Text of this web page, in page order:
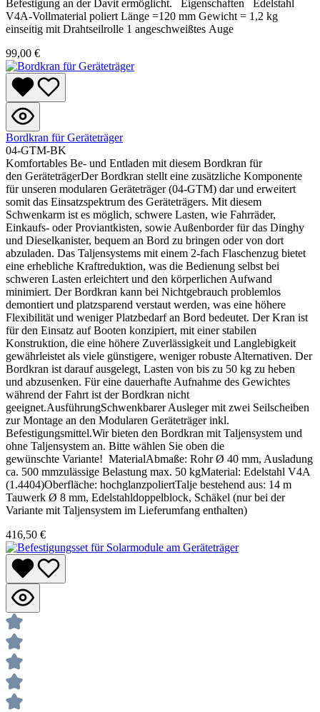
Befestigung an der Davit ermöglicht. Eigenschaften Edelstahl
V4A-Vollmaterial poliert Länge =120 mm Gewicht = 1,2 kg
einseitig mit Drahtseilrolle 1 angeschweißtes Auge
99,00 €
Bordkran für Geräteträger
04-GTM-BK
Komfortables Be- und Entladen mit diesem Bordkran für
den GeräteträgerDer Bordkran stellt eine zusätzliche Komponente
für unseren modularen Geräteträger (04-GTM) dar und erweitert
somit das Einsatzspektrum des Geräteträgers. Mit diesem
Schwenkarm ist es möglich, schwere Lasten, wie Fahrräder,
Einkaufs- oder Proviantkisten, sowie Außenborder für das Dinghy
und Dieselkanister, bequem an Bord zu bringen oder von dort
abzuladen. Das Taljensystems mit einem 2-fach Flaschenzug bietet
eine erhebliche Kraftreduktion, was die Bedienung selbst bei
schweren Lasten erleichtert und den körperlichen Aufwand
minimiert. Der Bordkran kann bei Nichtgebrauch problemlos
demontiert und platzsparend verstaut werden, was eine höhere
Flexibilität und weniger Platzbedarf an Bord bedeutet. Der Kran ist
für den Einsatz auf Booten konzipiert, mit einer stabilen
Konstruktion, die eine höhere Zuverlässigkeit und Langlebigkeit
gewährleistet als viele günstigere, weniger robuste Alternativen. Der
Bordkran ist darauf ausgelegt, Lasten von bis zu 50 kg zu heben
und abzusenken. Für eine dauerhafte Aufnahme des Gewichtes
während der Fahrt ist der Bordkran nicht
geeignet.AusführungSchwenkbarer Ausleger mit zwei Seilscheiben
zur Montage an den Modularen Geräteträger inkl.
Befestigungsmittel.Wir bieten den Bordkran mit Taljensystem und
ohne Taljensystem an. Bitte wählen Sie oben die
gewünschte Variante! MaterialAbmaße: Rohr Ø 40 mm, Ausladung
ca. 500 mmzulässige Belastung max. 50 kgMaterial: Edelstahl V4A
(1.4404)Oberfläche: hochglanzpoliertTalje bestehend aus: 14 m
Tauwerk Ø 8 mm, Edelstahldoppelblock, Schäkel (nur bei der
Variante mit Taljensystem im Lieferumfang enthalten)
416,50 €